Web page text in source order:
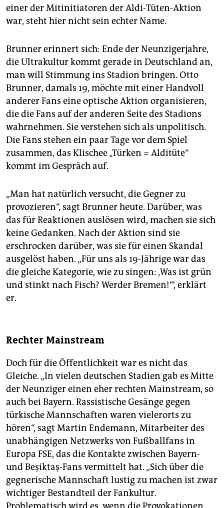
einer der Mitinitiatoren der Aldi-Tüten-Aktion
war, steht hier nicht sein echter Name.
Brunner erinnert sich: Ende der Neunzigerjahre,
die Ultrakultur kommt gerade in Deutschland an,
man will Stimmung ins Stadion bringen. Otto
Brunner, damals 19, möchte mit einer Handvoll
anderer Fans eine optische Aktion organisieren,
die die Fans auf der anderen Seite des Stadions
wahrnehmen. Sie verstehen sich als unpolitisch.
Die Fans stehen ein paar Tage vor dem Spiel
zusammen, das Klischee „Türken = Alditüte“
kommt im Gespräch auf.
„Man hat natürlich versucht, die Gegner zu
provozieren“, sagt Brunner heute. Darüber, was
das für Reaktionen auslösen wird, machen sie sich
keine Gedanken. Nach der Aktion sind sie
erschrocken darüber, was sie für einen Skandal
ausgelöst haben. „Für uns als 19-Jährige war das
die gleiche Kategorie, wie zu singen: ‚Was ist grün
und stinkt nach Fisch? Werder Bremen!‘“, erklärt
er.
Rechter Mainstream
Doch für die Öffentlichkeit war es nicht das
Gleiche. „In vielen deutschen Stadien gab es Mitte
der Neunziger einen eher rechten Mainstream, so
auch bei Bayern. Rassistische Gesänge gegen
türkische Mannschaften waren vielerorts zu
hören“, sagt Martin Endemann, Mitarbeiter des
unabhängigen Netzwerks von Fußballfans in
Europa FSE, das die Kontakte zwischen Bayern-
und Beşiktaş-Fans vermittelt hat. „Sich über die
gegnerische Mannschaft lustig zu machen ist zwar
wichtiger Bestandteil der Fankultur.